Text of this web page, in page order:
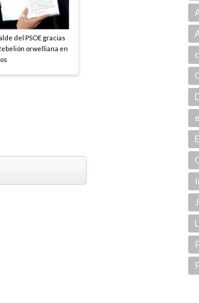
del PSOE gracias
orwelliana en